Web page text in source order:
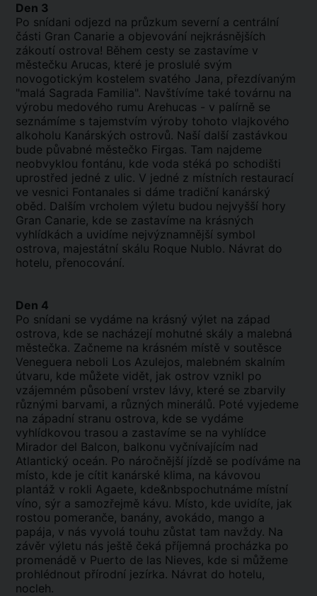
Den 3
Po snídani odjezd na průzkum severní a centrální
části Gran Canarie a objevování nejkrásnějších
zákoutí ostrova! Během cesty se zastavíme v
městečku Arucas, které je proslulé svým
novogotickým kostelem svatého Jana, přezdívaným
"malá Sagrada Familia". Navštívíme také továrnu na
výrobu medového rumu Arehucas - v palírně se
seznámíme s tajemstvím výroby tohoto vlajkového
alkoholu Kanárských ostrovů. Naší další zastávkou
bude půvabné městečko Firgas. Tam najdeme
neobvyklou fontánu, kde voda stéká po schodišti
uprostřed jedné z ulic. V jedné z místních restaurací
ve vesnici Fontanales si dáme tradiční kanárský
oběd. Dalším vrcholem výletu budou nejvyšší hory
Gran Canarie, kde se zastavíme na krásných
vyhlídkách a uvidíme nejvýznamnější symbol
ostrova, majestátní skálu Roque Nublo. Návrat do
hotelu, přenocování.
Den 4
Po snídani se vydáme na krásný výlet na západ
ostrova, kde se nacházejí mohutné skály a malebná
městečka. Začneme na krásném místě v soutěsce
Veneguera neboli Los Azulejos, malebném skalním
útvaru, kde můžete vidět, jak ostrov vznikl po
vzájemném působení vrstev lávy, které se zbarvily
různými barvami, a různých minerálů. Poté vyjedeme
na západní stranu ostrova, kde se vydáme
vyhlídkovou trasou a zastavíme se na vyhlídce
Mirador del Balcon, balkonu vyčnívajícím nad
Atlantický oceán. Po náročnější jízdě se podíváme na
místo, kde je cítit kanárské klima, na kávovou
plantáž v rokli Agaete, kde&nbspochutnáme místní
víno, sýr a samozřejmě kávu. Místo, kde uvidíte, jak
rostou pomeranče, banány, avokádo, mango a
papája, v nás vyvolá touhu zůstat tam navždy. Na
závěr výletu nás ještě čeká příjemná procházka po
promenádě v Puerto de las Nieves, kde si můžeme
prohlédnout přírodní jezírka. Návrat do hotelu,
nocleh.